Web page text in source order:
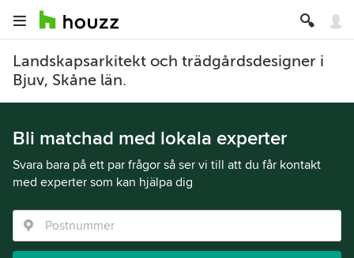
Landskapsarkitekt och trädgårdsdesigner i
Bjuv, Skåne län.
Bli matchad med lokala experter
Svara bara på ett par frågor så ser vi till att du får kontakt
med experter som kan hjälpa dig